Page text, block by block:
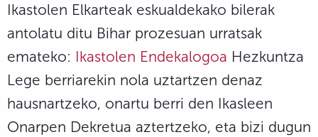
Ikastolen Elkarteak eskualdekako bilerak
antolatu ditu Bihar prozesuan urratsak
emateko: Ikastolen Endekalogoa Hezkuntza
Lege berriarekin nola uztartzen denaz
hausnartzeko, onartu berri den Ikasleen
Onarpen Dekretua aztertzeko, eta bizi dugun